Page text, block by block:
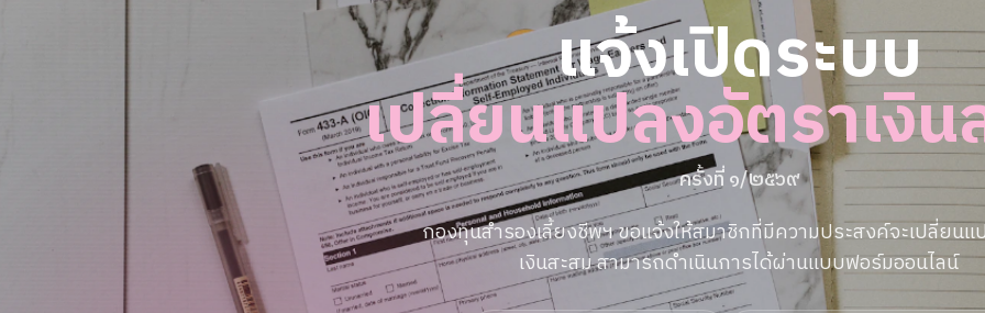
แจ้งเปิดระบบ
เปลี่ยนแปลงอัตราเงิ
ครั้งที่ ๑/๒๕๖๙
กองทุนสำรองเลี้ยงชีพฯ ขอแจ้งให้สมาชิกที่มีความประสงค์จะเปลี่ยนแ
เงินสะสม สามารถดำเนินการได้ผ่านแบบฟอร์มออนไลน์